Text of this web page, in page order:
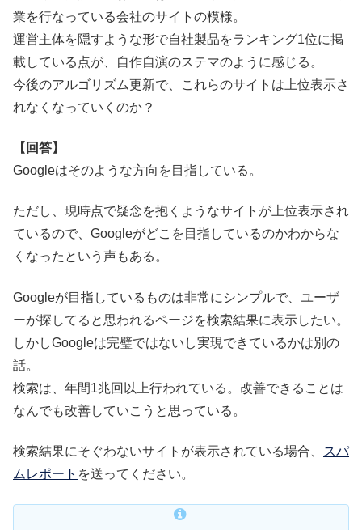
業を行なっている会社のサイトの模様。
運営主体を隠すような形で自社製品をランキング1位に掲
載している点が、自作自演のステマのように感じる。
今後のアルゴリズム更新で、これらのサイトは上位表示さ
れなくなっていくのか？
【回答】
Googleはそのような方向を目指している。
ただし、現時点で疑念を抱くようなサイトが上位表示され
ているので、Googleがどこを目指しているのかわからな
くなったという声もある。
Googleが目指しているものは非常にシンプルで、ユーザ
ーが探してると思われるページを検索結果に表示したい。
しかしGoogleは完璧ではないし実現できているかは別の
話。
検索は、年間1兆回以上行われている。改善できることは
なんでも改善していこうと思っている。
検索結果にそぐわないサイトが表示されている場合、
スパ
ムレポート を送ってください。